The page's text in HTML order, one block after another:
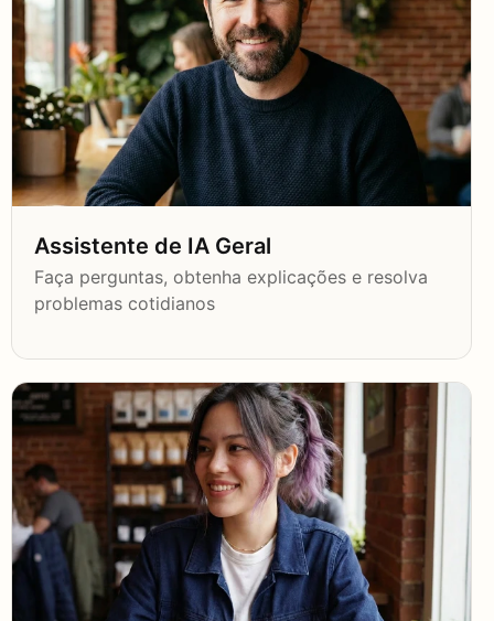
Assistente de IA Geral
Faça perguntas, obtenha explicações e resolva
problemas cotidianos